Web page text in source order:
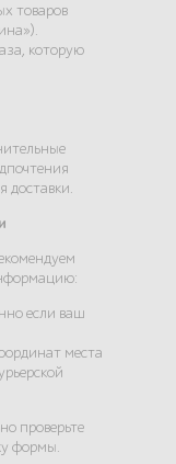
товаров
которую
доставки.
если ваш
места
проверьте
формы.